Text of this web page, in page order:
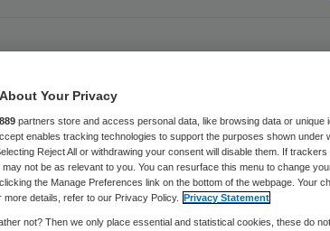
Your Privacy
889 partners store and access personal data, like browsing data or unique
enables tracking technologies to support the purposes shown
Reject All or withdrawing your consent will disable them. If
not be as relevant to you. You can resurface this menu to change
the Manage Preferences link on the bottom of the webpage. Your
more details, refer to our Privacy Policy. Privacy Statement
not? Then we only place essential and statistical cookies, these do